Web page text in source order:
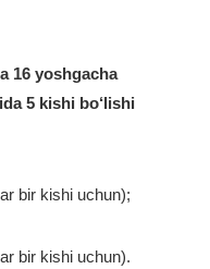
16 yoshgacha
5 kishi bo‘lishi
bir kishi uchun);
bir kishi uchun).